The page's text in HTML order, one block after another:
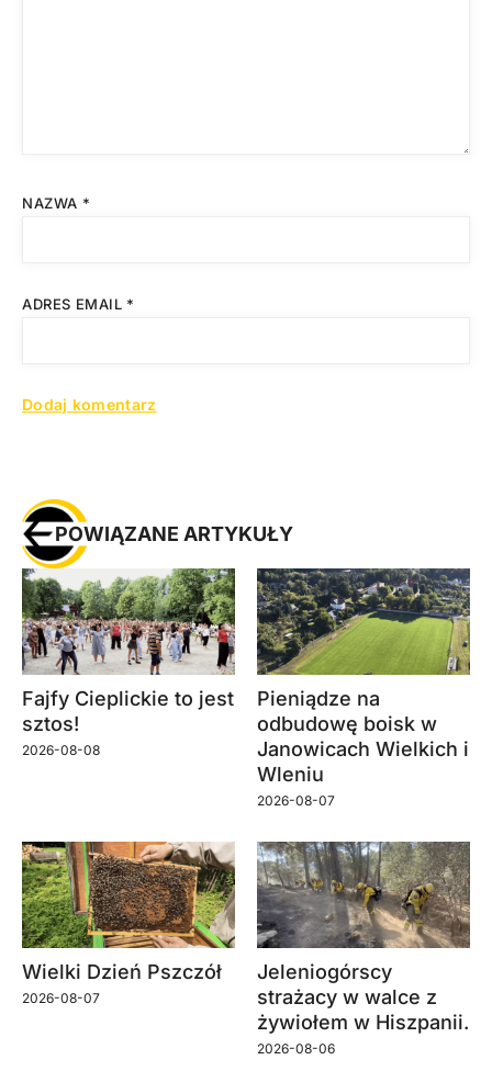
NAZWA *
ADRES EMAIL *
POWIĄZANE ARTYKUŁY
Fajfy Cieplickie to jest
sztos!
2026-08-08
Pieniądze na
odbudowę boisk w
Janowicach Wielkich i
Wleniu
2026-08-07
Wielki Dzień Pszczół
2026-08-07
Jeleniogórscy
strażacy w walce z
żywiołem w Hiszpanii.
2026-08-06